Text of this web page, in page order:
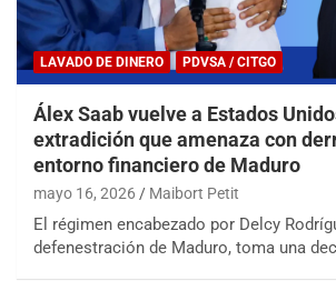
LAVADO DE DINERO PDVSA / CITGO
Álex Saab vuelve a Estados
extradición que amenaza con
entorno financiero de Maduro
mayo 16, 2026 Maibort Petit
El régimen encabezado por Delcy
defenestración de Maduro, toma una